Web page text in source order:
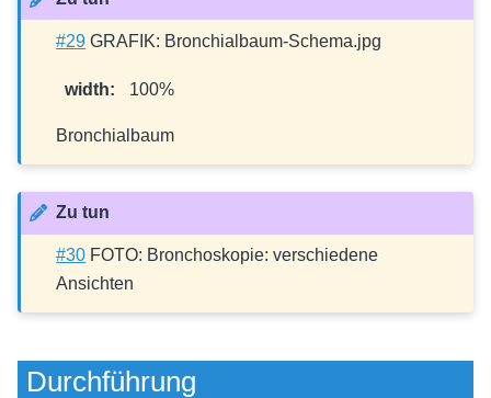
#29 GRAFIK: Bronchialbaum-Schema.jpg
width: 100%
Bronchialbaum
Zu tun
#30 FOTO: Bronchoskopie: verschiedene
Ansichten
Durchführung